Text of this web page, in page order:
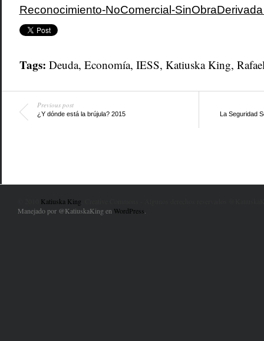
Reconocimiento-NoComercial-
Tags: Deuda, Economía, IESS, Katiuska King,
Previous post
¿Y dónde está la brújula? 2015 La Seguridad
Katiuska King
Manejado por @KatiuskaKing en WordPress